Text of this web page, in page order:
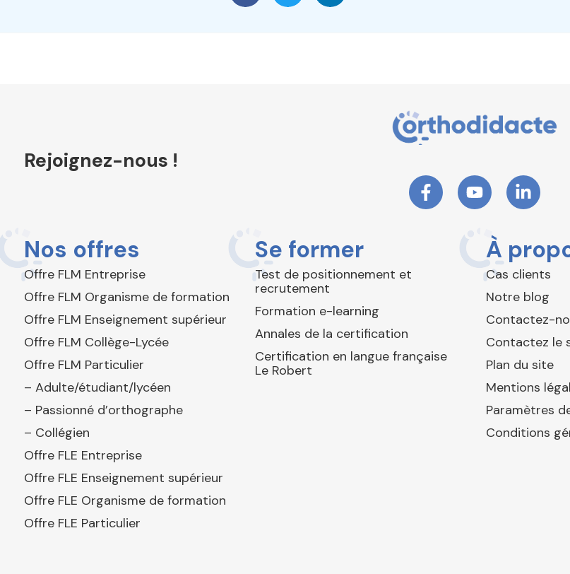
Rejoignez-nous !
Nos offres
Offre FLM Entreprise
Offre FLM Organisme de formation
Offre FLM Enseignement supérieur
Offre FLM Collège-Lycée
Offre FLM Particulier
– Adulte/étudiant/lycéen
– Passionné d’orthographe
– Collégien
Offre FLE Entreprise
Offre FLE Enseignement supérieur
Offre FLE Organisme de formation
Offre FLE Particulier
Se former
Test de positionnement et
recrutement
Formation e-learning
Annales de la certification
Certification en langue française
Le Robert
À
Cas clients
Notre blog
Contactez-
Contactez le
Plan du site
Mentions
Paramètres
Conditions